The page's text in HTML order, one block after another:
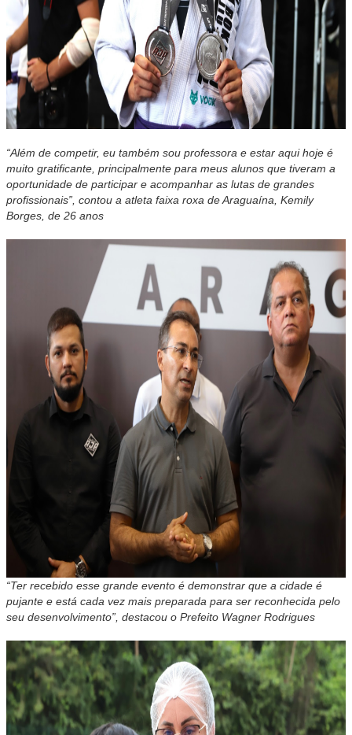
“Além de competir, eu também sou professora e estar aqui hoje é
muito gratificante, principalmente para meus alunos que tiveram a
oportunidade de participar e acompanhar as lutas de grandes
profissionais”, contou a atleta faixa roxa de Araguaína, Kemily
Borges, de 26 anos
“Ter recebido esse grande evento é demonstrar que a cidade é
pujante e está cada vez mais preparada para ser reconhecida pelo
seu desenvolvimento”, destacou o Prefeito Wagner Rodrigues